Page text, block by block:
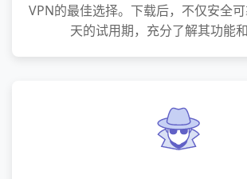
VPN的最佳选择。下载后，不仅安全
天的试用期，充分了解其功能和